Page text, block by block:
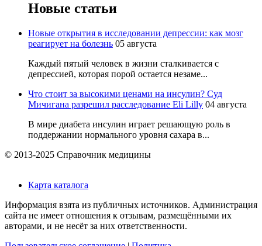
Новые статьи
Новые открытия в исследовании депрессии: как мозг
реагирует на болезнь 05 августа
Каждый пятый человек в жизни сталкивается с
депрессией, которая порой остается незаме...
Что стоит за высокими ценами на инсулин? Суд
Мичигана разрешил расследование Eli Lilly 04 августа
В мире диабета инсулин играет решающую роль в
поддержании нормального уровня сахара в...
© 2013-2025 Справочник медицины
Карта каталога
Информация взята из публичных источников. Администрация
сайта не имеет отношения к отзывам, размещёнными их
авторами, и не несёт за них ответственности.